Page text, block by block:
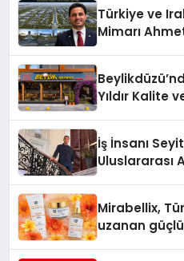
Türkiye ve
Mimarı
Hayata
Yıldır Kalite
İş İnsanı
Uluslararası
Mirabellix,
uzanan